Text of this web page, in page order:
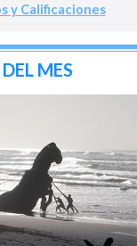
y Calificaciones
MES